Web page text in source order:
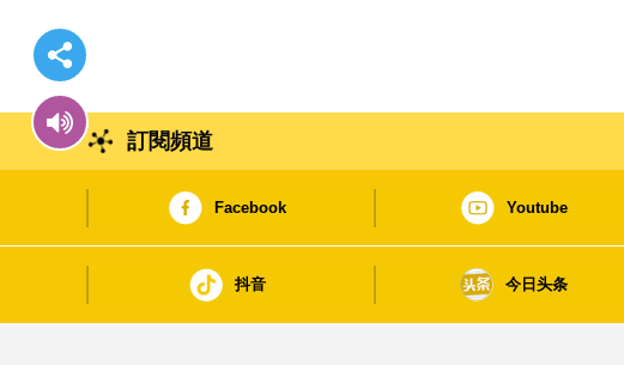
訂閱頻道
Facebook Youtube
抖音 今日头条